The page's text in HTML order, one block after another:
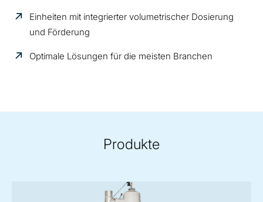
Einheiten mit integrierter volumetrischer Dosierung
und Förderung
Optimale Lösungen für die meisten Branchen
Produkte